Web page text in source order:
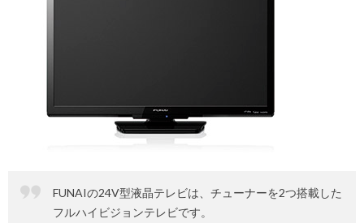
FUNAIの24V型液晶テレビは、チューナーを2つ搭載した
フルハイビジョンテレビです。